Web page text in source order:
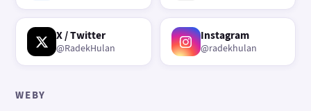
X / Twitter
@RadekHulan
Instagram
@radekhulan
WEBY